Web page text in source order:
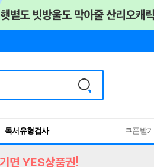
독서유형검사
RBTI Lab
쿠폰받기
면 YES상품권!